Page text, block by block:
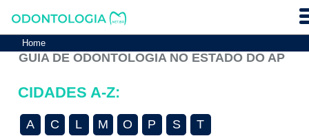
Home
GUIA DE ODONTOLOGIA NO ESTADO DO AP
CIDADES A-Z:
A C L M O P S T